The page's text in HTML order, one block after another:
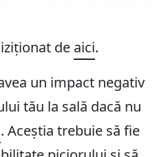
de aici.
un impact negativ
tău la sală dacă nu
. Aceștia trebuie să fie